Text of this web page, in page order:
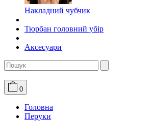
Накладний чубчик
Тюрбан головний убір
Аксесуари
0
Головна
Перуки